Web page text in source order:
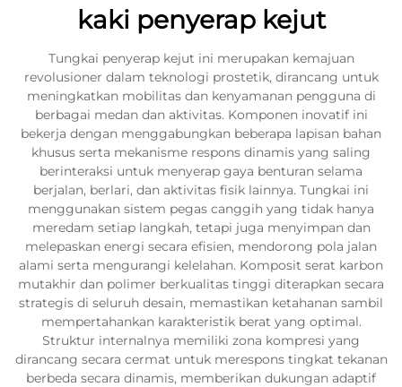
kaki penyerap kejut
Tungkai penyerap kejut ini merupakan kemajuan
revolusioner dalam teknologi prostetik, dirancang untuk
meningkatkan mobilitas dan kenyamanan pengguna di
berbagai medan dan aktivitas. Komponen inovatif ini
bekerja dengan menggabungkan beberapa lapisan bahan
khusus serta mekanisme respons dinamis yang saling
berinteraksi untuk menyerap gaya benturan selama
berjalan, berlari, dan aktivitas fisik lainnya. Tungkai ini
menggunakan sistem pegas canggih yang tidak hanya
meredam setiap langkah, tetapi juga menyimpan dan
melepaskan energi secara efisien, mendorong pola jalan
alami serta mengurangi kelelahan. Komposit serat karbon
mutakhir dan polimer berkualitas tinggi diterapkan secara
strategis di seluruh desain, memastikan ketahanan sambil
mempertahankan karakteristik berat yang optimal.
Struktur internalnya memiliki zona kompresi yang
dirancang secara cermat untuk merespons tingkat tekanan
berbeda secara dinamis, memberikan dukungan adaptif